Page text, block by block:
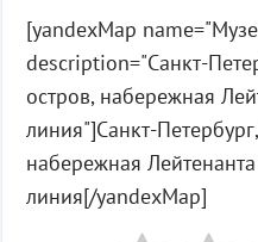
[yandexMap
description="Санкт-
остров, набережная
линия"]Санкт-
набережная
линия[/yandexMap]